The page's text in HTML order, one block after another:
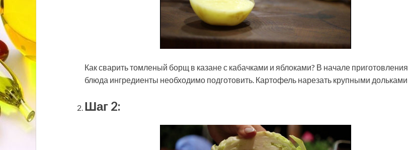
Как сварить томленый борщ в казане с кабачками и яблоками? В начале приготовления
блюда ингредиенты необходимо подготовить. Картофель нарезать крупными дольками
Шаг 2: